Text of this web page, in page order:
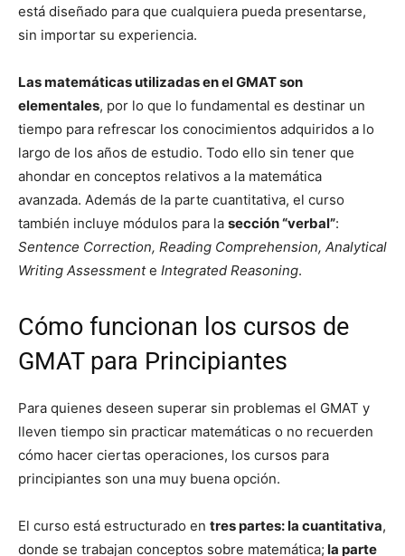
está diseñado para que cualquiera pueda presentarse,
sin importar su experiencia.
Las matemáticas utilizadas en el GMAT son
elementales, por lo que lo fundamental es destinar un
tiempo para refrescar los conocimientos adquiridos a lo
largo de los años de estudio. Todo ello sin tener que
ahondar en conceptos relativos a la matemática
avanzada. Además de la parte cuantitativa, el curso
también incluye módulos para la sección “verbal”:
Sentence Correction, Reading Comprehension, Analytical
Writing Assessmente Integrated Reasoning.
Cómo funcionan los cursos de
GMAT para Principiantes
Para quienes deseen superar sin problemas el GMAT y
lleven tiempo sin practicar matemáticas o no recuerden
cómo hacer ciertas operaciones, los cursos para
principiantes son una muy buena opción.
El curso está estructurado en tres partes: la cuantitativa,
donde se trabajan conceptos sobre matemática; la parte